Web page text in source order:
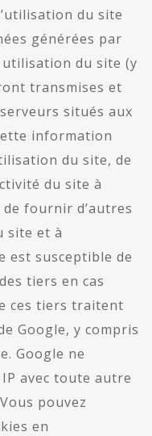
du site
générées par
du site (y
transmises et
situés aux
information
du site, de
du site à
fournir d’autres
site et à
est susceptible de
tiers en cas
ces tiers traitent
Google, y compris
Google ne
avec toute autre
pouvez
en